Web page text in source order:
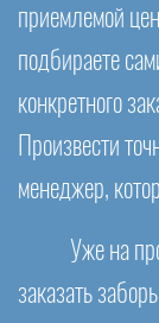
приемлемой
подбираете
конкретного
Произвести
менеджер,
Уже на
заказать